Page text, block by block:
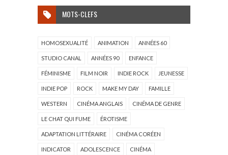
MOTS-CLEFS
HOMOSEXUALITÉ ANIMATION ANNÉES 60
STUDIO CANAL ANNÉES 90 ENFANCE
FÉMINISME FILM NOIR INDIE ROCK JEUNESSE
INDIE POP ROCK MAKE MY DAY FAMILLE
WESTERN CINÉMA ANGLAIS CINÉMA DE GENRE
LE CHAT QUI FUME ÉROTISME
ADAPTATION LITTÉRAIRE CINÉMA CORÉEN
INDICATOR ADOLESCENCE CINÉMA